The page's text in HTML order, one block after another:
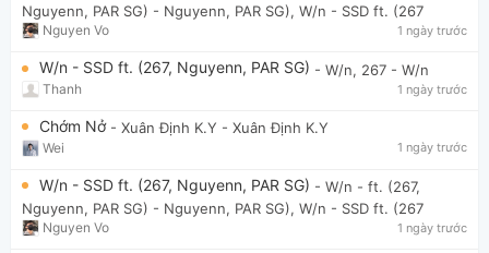
Nguyenn, PAR SG) - Nguyenn, PAR SG), W/n - SSD ft. (267
Nguyen Vo 1 ngày trước
W/n - SSD ft. (267, Nguyenn, PAR SG) - W/n, 267 - W/n
Thanh 1 ngày trước
Chớm Nở - Xuân Định K.Y - Xuân Định K.Y
Wei 1 ngày trước
W/n - SSD ft. (267, Nguyenn, PAR SG) - W/n - ft. (267,
Nguyenn, PAR SG) - Nguyenn, PAR SG), W/n - SSD ft. (267
Nguyen Vo 1 ngày trước